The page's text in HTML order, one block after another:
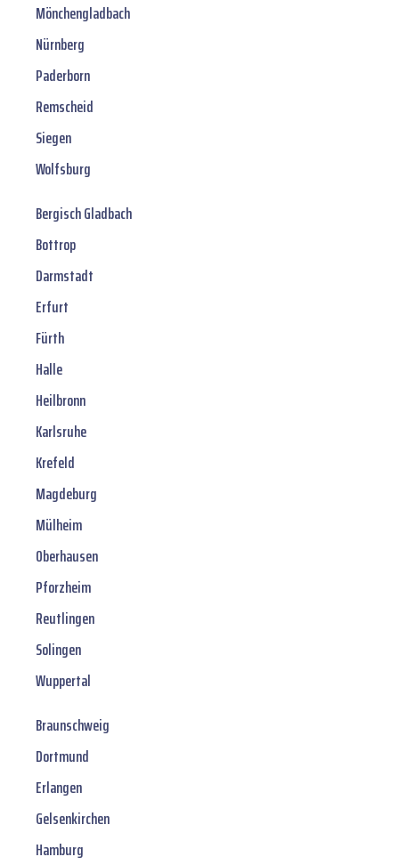
Mönchengladbach
Nürnberg
Paderborn
Remscheid
Siegen
Wolfsburg
Bergisch Gladbach
Bottrop
Darmstadt
Erfurt
Fürth
Halle
Heilbronn
Karlsruhe
Krefeld
Magdeburg
Mülheim
Oberhausen
Pforzheim
Reutlingen
Solingen
Wuppertal
Braunschweig
Dortmund
Erlangen
Gelsenkirchen
Hamburg